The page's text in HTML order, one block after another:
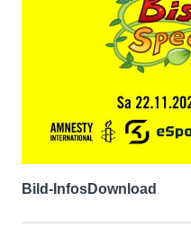
Bild-InfosDownload